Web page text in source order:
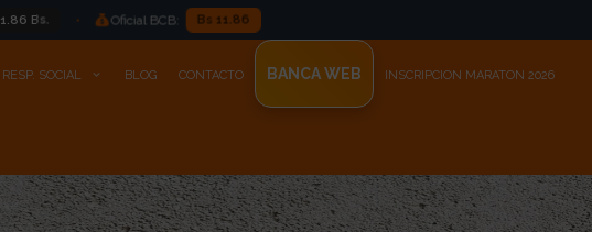
Bs 11.86
RESP. SOCIAL BLOG CONTACTO BANCA WEB INSCRIPCION MARATON 2026